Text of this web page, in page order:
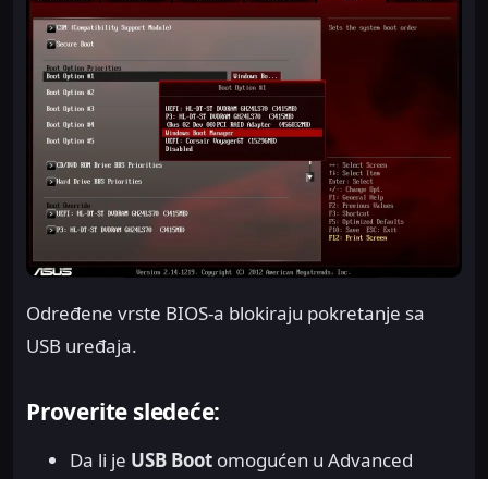
Određene vrste BIOS-a blokiraju pokretanje sa
USB uređaja.
Proverite sledeće:
Da li je USB Boot omogućen u Advanced